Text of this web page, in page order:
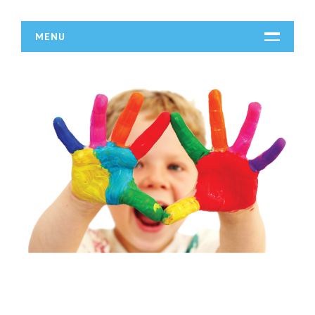
MENU
DZIAŁALNOŚĆ
Biura Rachunkowe
Doradztwo
Drukarnie
Handel
Hurtownie
Kredyty, Leasing
Oferty Pracy